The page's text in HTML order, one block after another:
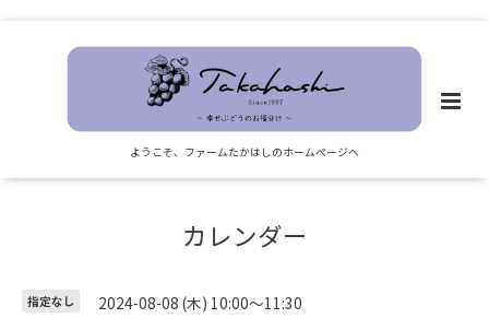
ようこそ、ファームたかはしのホームページへ
カレンダー
指定なし 2024-08-08 (木) 10:00～11:30